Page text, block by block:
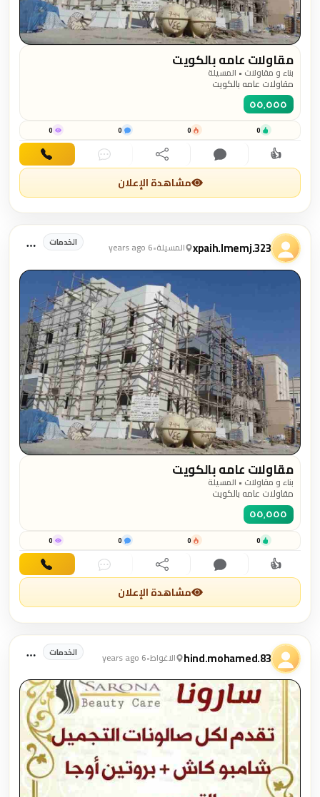
مقاولات عامه بالكويت
بناء و مقاولات • المسيلة
مقاولات عامه بالكويت
٥٥٬٥٥٥
0
0
0
0
👍اهتمام تعليق مشاركة دردشة اتصال
مشاهدة الإعلان
xpaih.lmemj.323 المسيلة•
6 years ago الخدمات
مقاولات عامه بالكويت
بناء و مقاولات • المسيلة
مقاولات عامه بالكويت
٥٥٬٥٥٥
0
0
0
0
👍اهتمام تعليق مشاركة دردشة اتصال
مشاهدة الإعلان
hind.mohamed.83 الاغواط•
6 years ago الخدمات